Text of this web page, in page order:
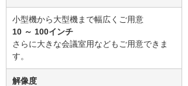
小型機から大型機まで幅広くご用意
10 ～ 100インチ
さらに大きな会議室用などもご用意できま
す。
解像度